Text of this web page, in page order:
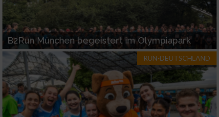
B2Run München begeistert im Olympiapark
RUN-DEUTSCHLAND